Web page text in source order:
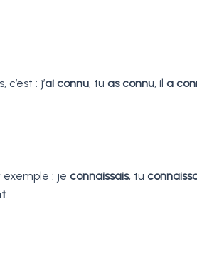
c’est : j’ai connu, tu as connu, il a
: je connaissais, tu
.